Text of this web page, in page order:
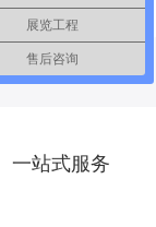
自有厂区
一站式服务
展览工程
售后咨询